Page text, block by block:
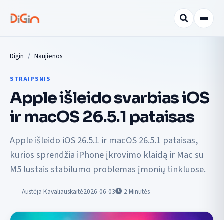
Digin Naujienos
STRAIPSNIS
Apple išleido svarbias iOS
ir macOS 26.5.1 pataisas
Apple išleido iOS 26.5.1 ir macOS 26.5.1 pataisas,
kurios sprendžia iPhone įkrovimo klaidą ir Mac su
M5 lustais stabilumo problemas įmonių tinkluose.
Austėja Kavaliauskaitė2026-06-03 2Minutės